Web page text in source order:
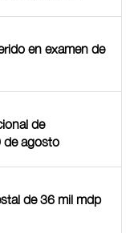
en examen de
de
de agosto
de 36 mil mdp